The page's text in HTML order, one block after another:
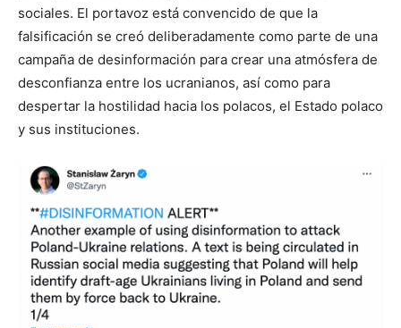
sociales. El portavoz está convencido de que la
falsificación se creó deliberadamente como parte de una
campaña de desinformación para crear una atmósfera de
desconfianza entre los ucranianos, así como para
despertar la hostilidad hacia los polacos, el Estado polaco
y sus instituciones.